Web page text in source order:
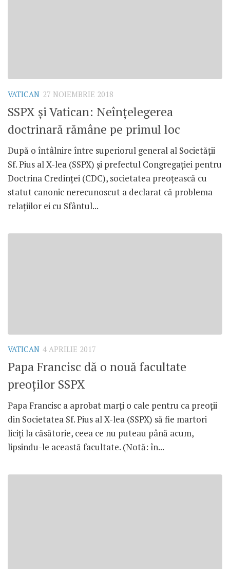
VATICAN 27 NOIEMBRIE 2018
SSPX și Vatican: Neînțelegerea
doctrinară rămâne pe primul loc
După o întâlnire între superiorul general al Societății
Sf. Pius al X-lea (SSPX) și prefectul Congregației pentru
Doctrina Credinței (CDC), societatea preoțească cu
statut canonic nerecunoscut a declarat că problema
relațiilor ei cu Sfântul...
VATICAN 4 APRILIE 2017
Papa Francisc dă o nouă facultate
preoților SSPX
Papa Francisc a aprobat marți o cale pentru ca preoții
din Societatea Sf. Pius al X-lea (SSPX) să fie martori
liciți la căsătorie, ceea ce nu puteau până acum,
lipsindu-le această facultate. (Notă: în...